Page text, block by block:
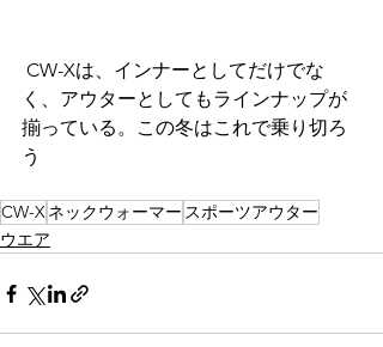
く、アウターとしてもラインナップが
揃っている。この冬はこれで乗り切ろ
う
CW-Xネックウォーマー スポーツアウター
ウエア